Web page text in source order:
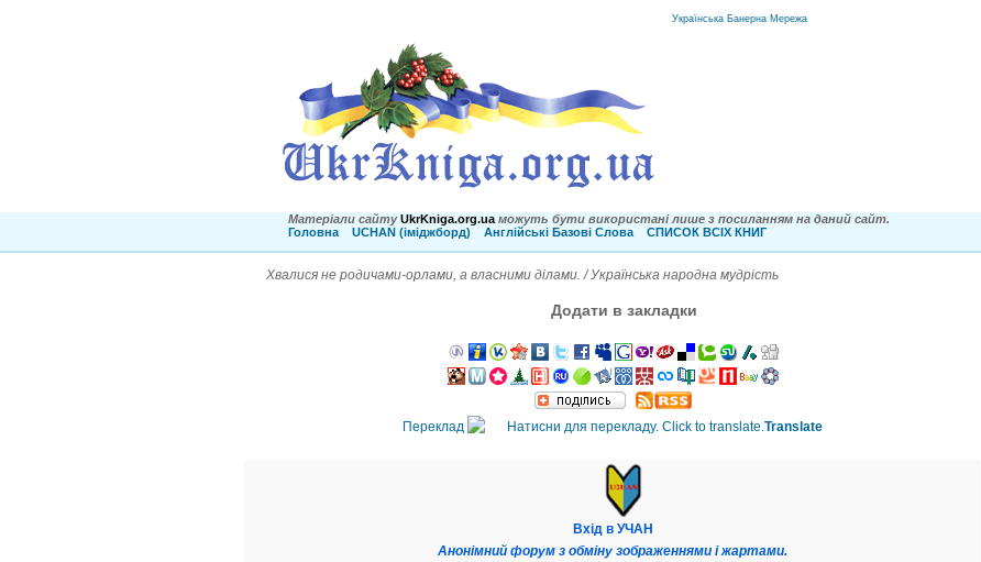
Українська Банерна Мережа
Матеріали сайту UkrKniga.org.ua можуть бути використані лише з посиланням на даний сайт.
Головна
UCHAN (іміджборд) Англійські Базові Слова СПИСОК ВСІХ КНИГ
Хвалися не родичами-орлами, а власними ділами. / Українська народна мудрість
Додати в закладки
Переклад Translate
Вхід в УЧАН
Анонімний форум з обміну зображеннями і жартами.